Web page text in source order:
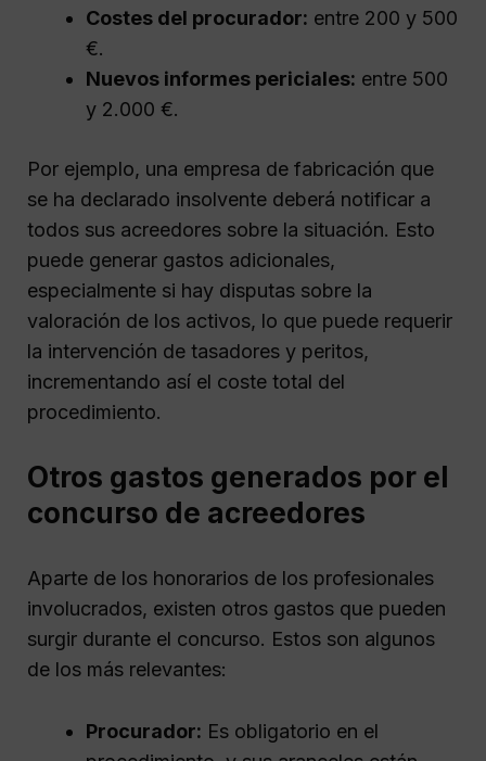
Costes del procurador: entre 200 y 500
€.
Nuevos informes periciales: entre 500
y 2.000 €.
Por ejemplo, una empresa de fabricación que
se ha declarado insolvente deberá notificar a
todos sus acreedores sobre la situación. Esto
puede generar gastos adicionales,
especialmente si hay disputas sobre la
valoración de los activos, lo que puede requerir
la intervención de tasadores y peritos,
incrementando así el coste total del
procedimiento.
Otros gastos generados por el
concurso de acreedores
Aparte de los honorarios de los profesionales
involucrados, existen otros gastos que pueden
surgir durante el concurso. Estos son algunos
de los más relevantes:
Procurador: Es obligatorio en el